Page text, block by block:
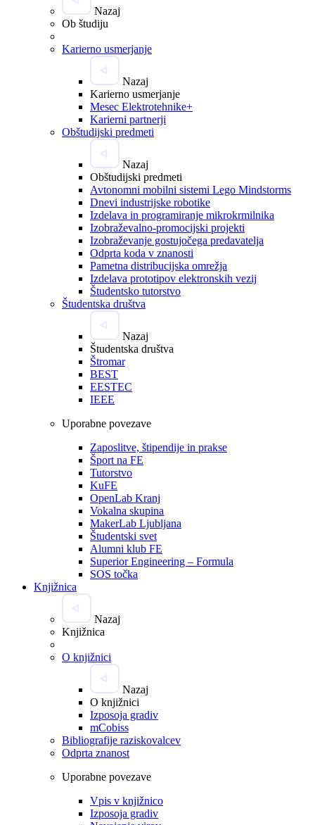
Nazaj
Ob študiju
Karierno usmerjanje
Nazaj
Karierno usmerjanje
Mesec Elektrotehnike+
Karierni partnerji
Obštudijski predmeti
Nazaj
Obštudijski predmeti
Avtonomni mobilni sistemi Lego Mindstorms
Dnevi industrijske robotike
Izdelava in programiranje mikrokrmilnika
Izobraževalno-promocijski projekti
Izobraževanje gostujočega predavatelja
Odprta koda v znanosti
Pametna distribucijska omrežja
Izdelava prototipov elektronskih vezij
Študentsko tutorstvo
Študentska društva
Nazaj
Študentska društva
Štromar
BEST
EESTEC
IEEE
Uporabne povezave
Zaposlitve, štipendije in prakse
Šport na FE
Tutorstvo
KuFE
OpenLab Kranj
Vokalna skupina
MakerLab Ljubljana
Študentski svet
Alumni klub FE
Superior Engineering – Formula
SOS točka
Knjižnica
Nazaj
Knjižnica
O knjižnici
Nazaj
O knjižnici
Izposoja gradiv
mCobiss
Bibliografije raziskovalcev
Odprta znanost
Uporabne povezave
Vpis v knjižnico
Izposoja gradiv